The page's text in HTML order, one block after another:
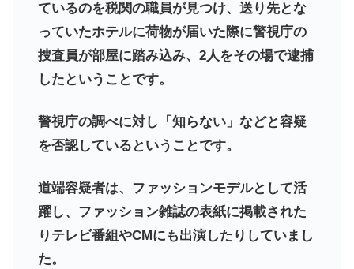
ているのを税関の職員が見つけ、送り先とな
っていたホテルに荷物が届いた際に警視庁の
捜査員が部屋に踏み込み、2人をその場で逮捕
したということです。
警視庁の調べに対し「知らない」などと容疑
を否認しているということです。
道端容疑者は、ファッションモデルとして活
躍し、ファッション雑誌の表紙に掲載された
りテレビ番組やCMにも出演したりしていまし
た。